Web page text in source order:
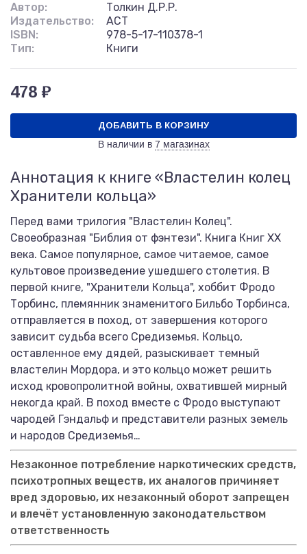
Автор:
Толкин Д.Р.Р.
Издательство:
АСТ
ISBN:
978-5-17-110378-1
Тип:
Книги
478 ₽
ДОБАВИТЬ В КОРЗИНУ
В наличии в 7 магазинах
Аннотация к книге «Властелин колец
Хранители кольца»
Перед вами трилогия "Властелин Колец".
Своеобразная "Библия от фэнтези". Книга Книг ХХ
века. Самое популярное, самое читаемое, самое
культовое произведение ушедшего столетия. В
первой книге, "Хранители Кольца", хоббит Фродо
Торбинс, племянник знаменитого Бильбо Торбинса,
отправляется в поход, от завершения которого
зависит судьба всего Средиземья. Кольцо,
оставленное ему дядей, разыскивает темный
властелин Мордора, и это кольцо может решить
исход кровопролитной войны, охватившей мирный
некогда край. В поход вместе с Фродо выступают
чародей Гэндальф и представители разных земель
и народов Средиземья…
Незаконное потребление наркотических средств,
психотропных веществ, их аналогов причиняет
вред здоровью, их незаконный оборот запрещен
и влечёт установленную законодательством
ответственность